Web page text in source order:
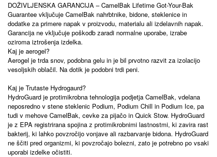
DOŽIVLJENSKA GARANCIJA – CamelBak Lifetime Got-Your-Bak
Guarantee vključuje CamelBak nahrbtnike, bidone, steklenice in
dodatke za primere napak v proizvodu, materialu ali izdelavnih napak.
Garancija ne vključuje poškodb zaradi normalne uporabe, izrabe
oziroma iztrošenja izdelka.
Kaj je aerogel?
Aerogel je trda snov, podobna gelu in je bil prvotno razvit za izolacijo
vesoljskih oblačil. Na dotik je podobni trdi peni.
Kaj je Trutaste Hydrogaurd?
HydroGuard je protimikrobna tehnologija podjetja CamelBak, vdelana
neposredno v stene steklenic Podium, Podium Chill in Podium Ice, pa
tudi v mehove CamelBak, cevke za pijačo in Quick Stow. HydroGuard
je z EPA registrirana spojina z protimikrobnimi lastnostmi, ki zavira rast
bakterij, ki lahko povzročijo vonjave ali razbarvanje bidona. HydroGuard
ne ščiti pred organizmi, ki povzročajo bolezni, zato je potrebno po vsaki
uporabi izdelke očistiti.